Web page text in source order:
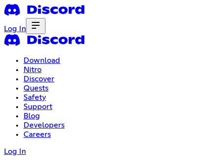
Log In
Download
Nitro
Discover
Quests
Safety
Support
Blog
Developers
Careers
Log In